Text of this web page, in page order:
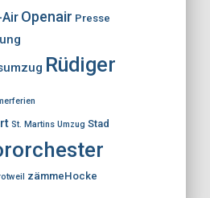
Openair Presse
Rüdiger
St. Martins Umzug Stad
zämmeHocke